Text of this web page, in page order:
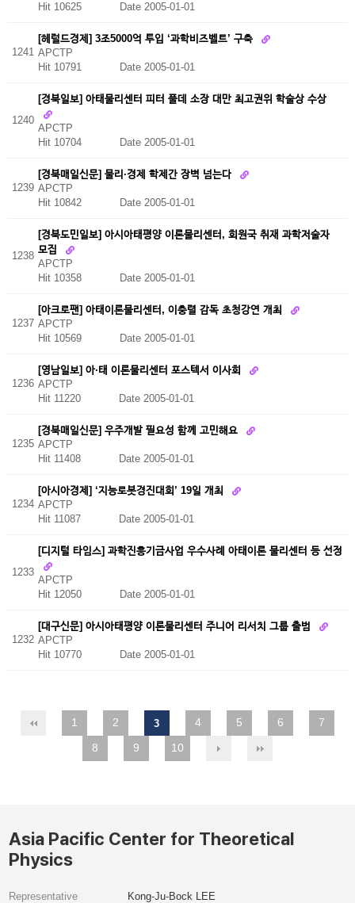
Hit 10625
Date 2005-01-01
1241
[헤럴드경제] 3조5000억 투입 ‘과학비즈벨트’ 구축
APCTP
Hit 10791
Date 2005-01-01
1240
[경북일보] 아태물리센터 피터 풀데 소장 대만 최고권위 학술상 수상
APCTP
Hit 10704 Date 2005-01-01
1239
[경북매일신문] 물리·경제 학제간 장벽 넘는다
APCTP
Hit 10842
Date 2005-01-01
1238
[경북도민일보] 아시아태평양 이론물리센터, 회원국 취재 과학저술자
모집
APCTP
Hit 10358 Date 2005-01-01
1237
[아크로팬] 아태이론물리센터, 이충렬 감독 초청강연 개최
APCTP
Hit 10569
Date 2005-01-01
1236
[영남일보] 아·태 이론물리센터 포스텍서 이사회
APCTP
Hit 11220
Date 2005-01-01
1235
[경북매일신문] 우주개발 필요성 함께 고민해요
APCTP
Hit 11408
Date 2005-01-01
1234
[아시아경제] ‘지능로봇경진대회’ 19일 개최
APCTP
Hit 11087
Date 2005-01-01
1233
[디지털 타임스] 과학진흥기금사업 우수사례 아태이론 물리센터 등 선정
APCTP
Hit 12050 Date 2005-01-01
1232
[대구신문] 아시아태평양 이론물리센터 주니어 리서치 그룹 출범
APCTP
Hit 10770
Date 2005-01-01
1 2 3 4 5 6
7
8
9 10
Asia Pacific Center for Theoretical
Physics
Representative
Kong-Ju-Bock LEE